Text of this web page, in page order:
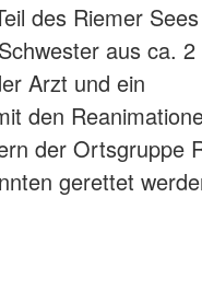
des Riemer
aus ca. 2
Arzt und ein
den
der Ortsgruppe
gerettet